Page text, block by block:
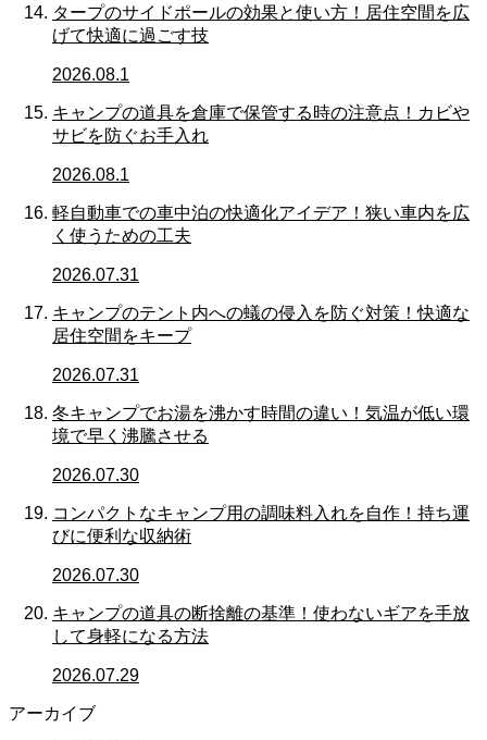
タープのサイドポールの効果と使い方！居住空間を広
げて快適に過ごす技
2026.08.1
キャンプの道具を倉庫で保管する時の注意点！カビや
サビを防ぐお手入れ
2026.08.1
軽自動車での車中泊の快適化アイデア！狭い車内を広
く使うための工夫
2026.07.31
キャンプのテント内への蟻の侵入を防ぐ対策！快適な
居住空間をキープ
2026.07.31
冬キャンプでお湯を沸かす時間の違い！気温が低い環
境で早く沸騰させる
2026.07.30
コンパクトなキャンプ用の調味料入れを自作！持ち運
びに便利な収納術
2026.07.30
キャンプの道具の断捨離の基準！使わないギアを手放
して身軽になる方法
2026.07.29
アーカイブ